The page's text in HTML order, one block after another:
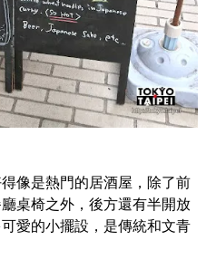
像是熱門的居酒屋，除了前
桌椅之外，後方還有半開放
愛的小擺設，是傳統和文青